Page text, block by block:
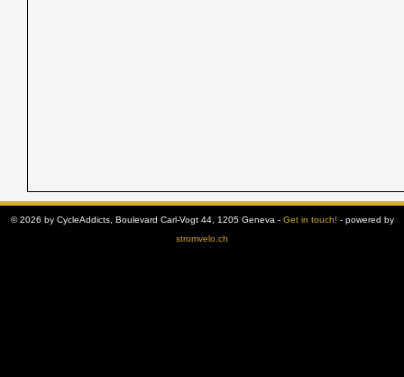
© 2026 by CycleAddicts, Boulevard Carl-Vogt 44, 1205 Geneva - Get in touch! - powered by
stromvelo.ch